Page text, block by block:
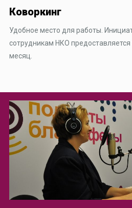
Коворкинг
Удобное место для работы.
сотрудникам НКО предоставляется
месяц.